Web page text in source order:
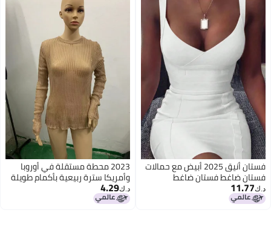
فستان أنيق 2025 أبيض مع حمالات
فستان ضاغط فستان ضاغط
د.ك‏11.77
2023 محطة مستقلة في أوروبا
وأمريكا سترة ربيعية بأكمام طويلة
وياقة دائرية رقيقة وقابلة للتنفس
مصنوعة من الصوف المحبوك
د.ك‏4.29